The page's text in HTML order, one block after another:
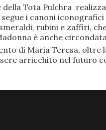
della Tota Pulchra
segue i canoni
rubini e zaffiri,
è anche
di Maria Teresa, oltre
arricchito nel futuro